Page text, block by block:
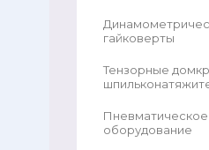
гайковерты
Тензорные
Пневматическое
оборудование